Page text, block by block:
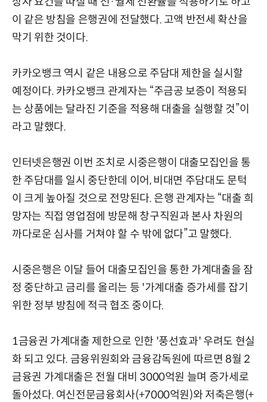
이 같은 방침을 은행권에 전달했다. 고액 반전세 확산을
막기 위한 것이다.
카카오뱅크 역시 같은 내용으로 주담대 제한을 실시할
예정이다. 카카오뱅크 관계자는 “주금공 보증이 적용되
는 상품에는 달라진 기준을 적용해 대출을 실행할 것”이
라고 말했다.
인터넷은행권 이번 조치로 시중은행이 대출모집인을 통
한 주담대를 일시 중단한데 이어, 비대면 주담대도 문턱
이 크게 높아질 것으로 전망된다. 은행 관계자는 “대출 희
망자는 직접 영업점에 방문해 창구직원과 본사 차원의
까다로운 심사를 거쳐야 할 수 밖에 없다”고 말했다.
시중은행은 이달 들어 대출모집인을 통한 가계대출을 잠
정 중단하고 금리를 올리는 등 '가계대출 증가세를 잡기
위한 정부 방침에 적극 협조 중이다.
1금융권 가계대출 제한으로 인한 '풍선효과' 우려도 현실
화 되고 있다. 금융위원회와 금융감독원에 따르면 8월 2
금융권 가계대출은 전월 대비 3000억원 늘며 증가세로
돌아섰다. 여신전문금융회사(+7000억원)와 저축은행(+